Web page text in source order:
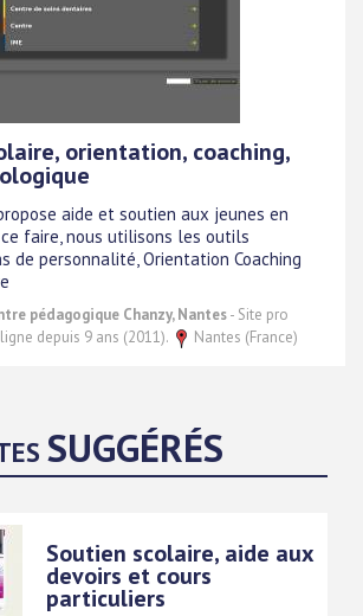
orientation, coaching,
aide et soutien aux jeunes en
faire, nous utilisons les outils
de personnalité, Orientation Coaching
pédagogique Chanzy, Nantes- Site pro
depuis 9 ans (2011).
Nantes (France)
SUGGÉRÉS
Soutien scolaire, aide aux
devoirs et cours
particuliers